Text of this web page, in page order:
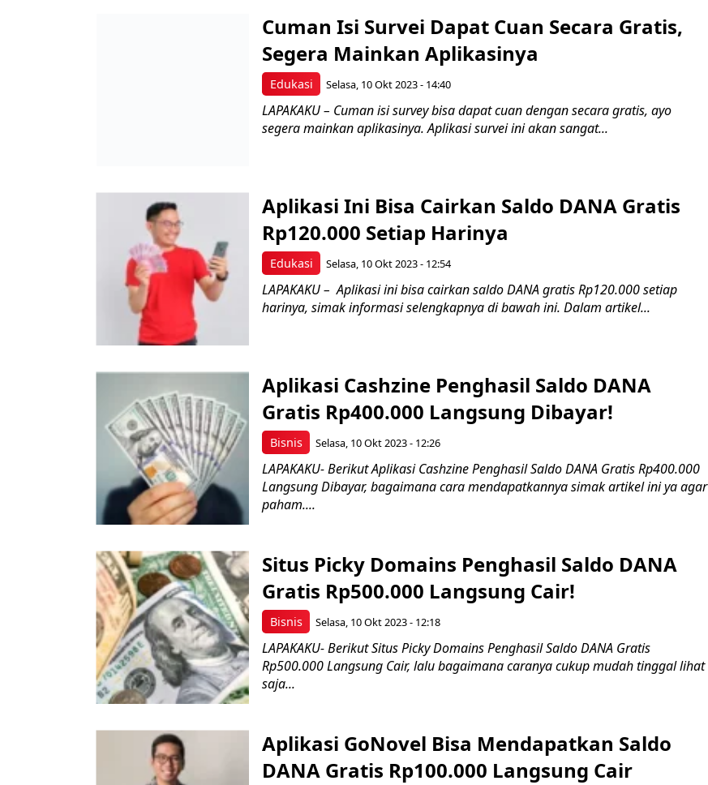
Edukasi
Cuman Isi Survei Dapat Cuan Secara Gratis,
Segera Mainkan Aplikasinya
Selasa, 10 Okt 2023 - 14:40
LAPAKAKU – Cuman isi survey bisa dapat cuan dengan secara gratis, ayo
segera mainkan aplikasinya. Aplikasi survei ini akan sangat...
Edukasi
Aplikasi Ini Bisa Cairkan Saldo DANA Gratis
Rp120.000 Setiap Harinya
Selasa, 10 Okt 2023 - 12:54
LAPAKAKU – Aplikasi ini bisa cairkan saldo DANA gratis Rp120.000 setiap
harinya, simak informasi selengkapnya di bawah ini. Dalam artikel...
Bisnis
Aplikasi Cashzine Penghasil Saldo DANA
Gratis Rp400.000 Langsung Dibayar!
Selasa, 10 Okt 2023 - 12:26
LAPAKAKU- Berikut Aplikasi Cashzine Penghasil Saldo DANA Gratis Rp400.000
Langsung Dibayar, bagaimana cara mendapatkannya simak artikel ini ya agar
paham....
Bisnis
Situs Picky Domains Penghasil Saldo DANA
Gratis Rp500.000 Langsung Cair!
Selasa, 10 Okt 2023 - 12:18
LAPAKAKU- Berikut Situs Picky Domains Penghasil Saldo DANA Gratis
Rp500.000 Langsung Cair, lalu bagaimana caranya cukup mudah tinggal lihat
saja...
Aplikasi GoNovel Bisa Mendapatkan Saldo
DANA Gratis Rp100.000 Langsung Cair